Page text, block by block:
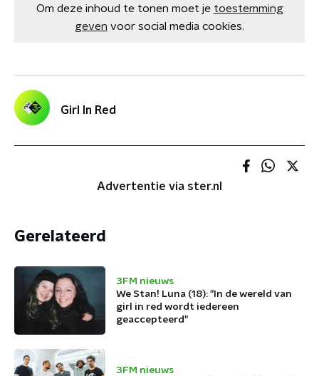
Om deze inhoud te tonen moet je toestemming
geven voor social media cookies.
Girl In Red
Advertentie via ster.nl
Gerelateerd
3FM nieuws
We Stan! Luna (18): "In de wereld van
girl in red wordt iedereen
geaccepteerd"
3FM nieuws